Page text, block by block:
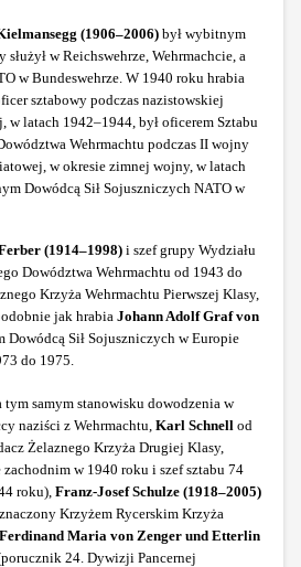
(1906–2006) był wybitnym
w Reichswehrze, Wehrmachcie, a
w Bundeswehrze. W 1940 roku hrabia
sztabowy podczas nazistowskiej
w latach 1942–1944, był oficerem Sztabu
Wehrmachtu podczas II wojny
w okresie zimnej wojny, w latach
Dowódcą Sił Sojuszniczych NATO w
(1914‒1998) i szef grupy Wydziału
Dowództwa Wehrmachtu od 1943 do
Krzyża Wehrmachtu Pierwszej Klasy,
jak hrabia Johann Adolf Graf von
Dowódcą Sił Sojuszniczych w Europie
do 1975.
tym samym stanowisku dowodzenia w
naziści z Wehrmachtu, Karl Schnell od
Żelaznego Krzyża Drugiej Klasy,
w 1940 roku i szef sztabu 74
roku), Franz-Josef Schulze (1918‒2005)
Krzyżem Rycerskim Krzyża
Ferdinand Maria von Zenger und Etterlin
24. Dywizji Pancernej